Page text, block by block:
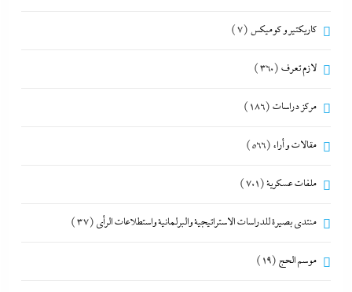
كاريكتير و كوميكس (7)
لازم تعرف (360)
مركز دراسات (186)
مقالات و أراء (566)
ملفات عسكرية(701)
منتدى بصيرة للدراسات الاستراتيجية والبرلمانية واستطلاعات الرأى (37)
موسم الحج (19)